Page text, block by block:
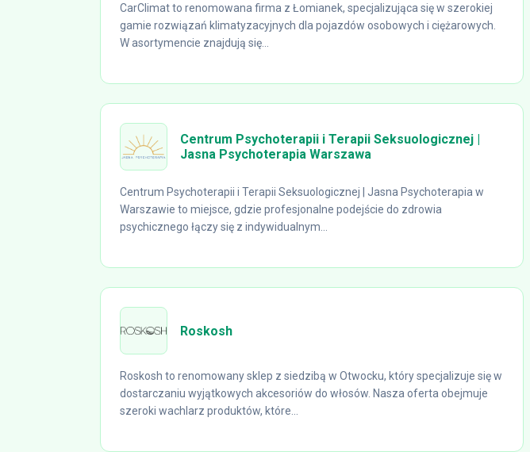
CarClimat to renomowana firma z Łomianek, specjalizująca się w szerokiej
gamie rozwiązań klimatyzacyjnych dla pojazdów osobowych i ciężarowych.
W asortymencie znajdują się...
Centrum Psychoterapii i Terapii Seksuologicznej |
Jasna Psychoterapia Warszawa
Centrum Psychoterapii i Terapii Seksuologicznej | Jasna Psychoterapia w
Warszawie to miejsce, gdzie profesjonalne podejście do zdrowia
psychicznego łączy się z indywidualnym...
Roskosh
Roskosh to renomowany sklep z siedzibą w Otwocku, który specjalizuje się w
dostarczaniu wyjątkowych akcesoriów do włosów. Nasza oferta obejmuje
szeroki wachlarz produktów, które...